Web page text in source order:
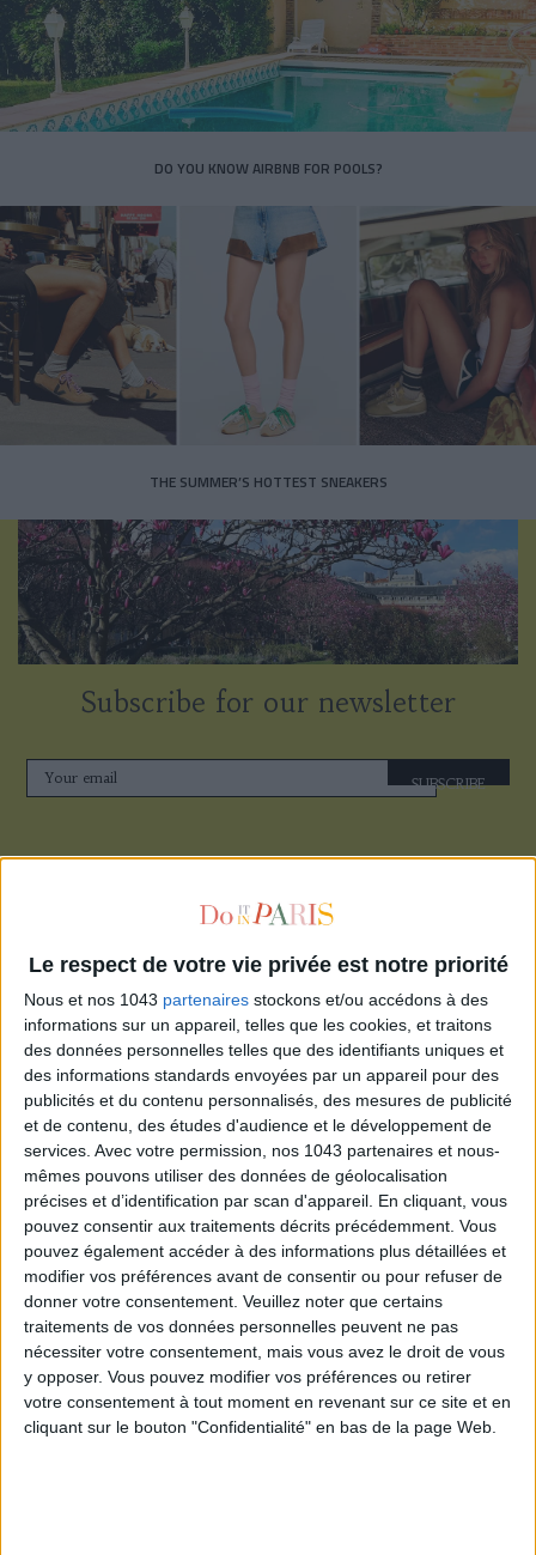
Le respect de votre vie privée est notre priorité
Nous et nos 1043 partenaires stockons et/ou accédons à des
informations sur un appareil, telles que les cookies, et traitons
des données personnelles telles que des identifiants uniques et
des informations standards envoyées par un appareil pour des
publicités et du contenu personnalisés, des mesures de publicité
et de contenu, des études d'audience et le développement de
services. Avec votre permission, nos 1043 partenaires et nous-
mêmes pouvons utiliser des données de géolocalisation
précises et d’identification par scan d'appareil. En cliquant, vous
pouvez consentir aux traitements décrits précédemment. Vous
pouvez également accéder à des informations plus détaillées et
modifier vos préférences avant de consentir ou pour refuser de
donner votre consentement. Veuillez noter que certains
traitements de vos données personnelles peuvent ne pas
nécessiter votre consentement, mais vous avez le droit de vous
y opposer. Vous pouvez modifier vos préférences ou retirer
votre consentement à tout moment en revenant sur ce site et en
cliquant sur le bouton "Confidentialité" en bas de la page Web.
DO YOU KNOW AIRBNB FOR POOLS?
THE SUMMER’S HOTTEST SNEAKERS
Subscribe for our newsletter
SUBSCRIBE
ADOPT PARFUMS IS REVOLUTIONIZING AFFORDABLE MADE-IN-FRANCE
FRAGRANCES